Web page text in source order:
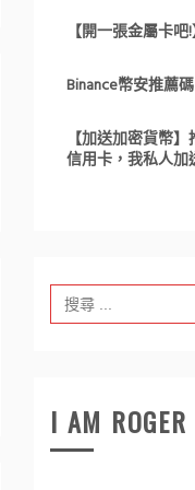
【開一張金屬卡
Binance幣安推薦碼
【加送加密貨幣
信用卡，我私人加
Search
for:
I AM